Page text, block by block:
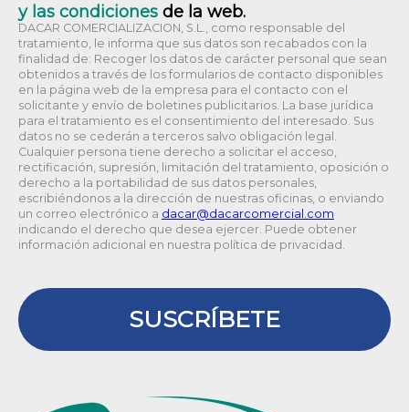
y las condiciones de la web.
DACAR COMERCIALIZACION, S.L., como responsable del
tratamiento, le informa que sus datos son recabados con la
finalidad de: Recoger los datos de carácter personal que sean
obtenidos a través de los formularios de contacto disponibles
en la página web de la empresa para el contacto con el
solicitante y envío de boletines publicitarios. La base jurídica
para el tratamiento es el consentimiento del interesado. Sus
datos no se cederán a terceros salvo obligación legal.
Cualquier persona tiene derecho a solicitar el acceso,
rectificación, supresión, limitación del tratamiento, oposición o
derecho a la portabilidad de sus datos personales,
escribiéndonos a la dirección de nuestras oficinas, o enviando
un correo electrónico a
moc.laicremocracad
@racad
indicando el derecho que desea ejercer. Puede obtener
información adicional en nuestra política de privacidad.
SUSCRÍBETE